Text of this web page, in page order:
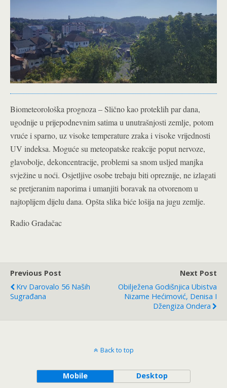
Biometeorološka prognoza – Slično kao proteklih par dana,
ugodnije u prijepodnevnim satima u unutrašnjosti zemlje, potom
vruće i sparno, uz visoke temperature zraka i visoke vrijednosti
UV indeksa. Moguće su meteopatske reakcije poput nervoze,
glavobolje, dekoncentracije, problemi sa snom usljed manjka
svježine u noći. Osjetljive osobe trebaju biti opreznije, ne izlagati
se pretjeranim naporima i umanjiti boravak na otvorenom u
najtoplijem dijelu dana. Opšta slika biće lošija na jugu zemlje.
Radio Gradačac
Previous Post
Krv Darovalo 56 Naših
Sugrađana
Next Post
Obilježena Godišnjica Ubistva
Nizame Hećimović, Denisa I
Džengiza Ondera
Back to top
Mobile Desktop